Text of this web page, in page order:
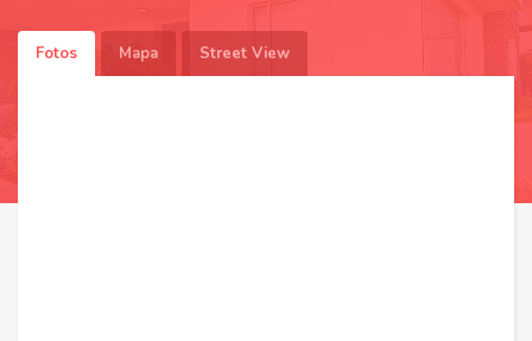
Fotos Mapa Street View